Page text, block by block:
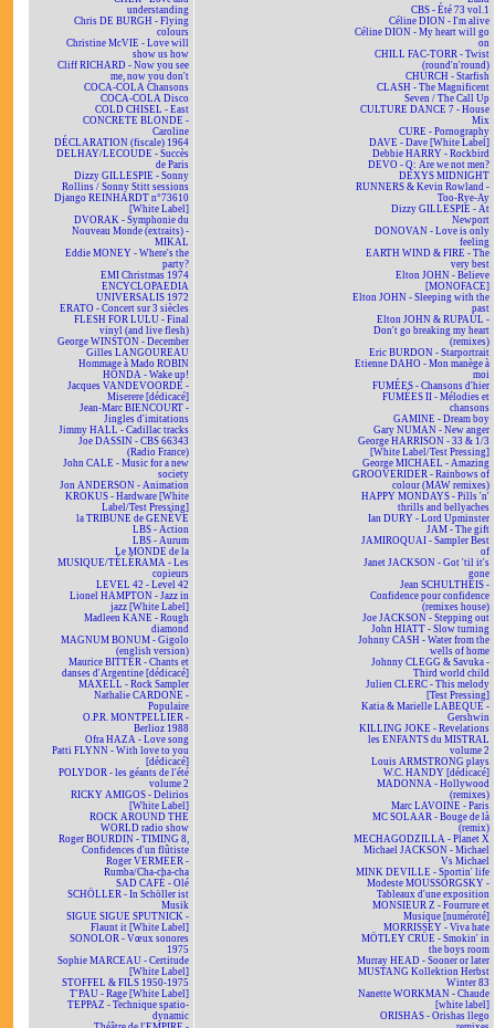
understanding
Chris DE BURGH - Flying
colours
Christine McVIE - Love will
show us how
Cliff RICHARD - Now you see
me, now you don't
COCA-COLA Chansons
COCA-COLA Disco
COLD CHISEL - East
CONCRETE BLONDE -
Caroline
DÉCLARATION (fiscale) 1964
DELHAY/LECOUDE - Succès
de Paris
Dizzy GILLESPIE - Sonny
Rollins / Sonny Stitt sessions
Django REINHARDT n°73610
[White Label]
DVORAK - Symphonie du
Nouveau Monde (extraits) -
MIKAL
Eddie MONEY - Where's the
party?
EMI Christmas 1974
ENCYCLOPAEDIA
UNIVERSALIS 1972
ERATO - Concert sur 3 siècles
FLESH FOR LULU - Final
vinyl (and live flesh)
George WINSTON - December
Gilles LANGOUREAU
Hommage à Mado ROBIN
HONDA - Wake up!
Jacques VANDEVOORDE -
Miserere [dédicacé]
Jean-Marc BIENCOURT -
Jingles d'imitations
Jimmy HALL - Cadillac tracks
Joe DASSIN - CBS 66343
(Radio France)
John CALE - Music for a new
society
Jon ANDERSON - Animation
KROKUS - Hardware [White
Label/Test Pressing]
la TRIBUNE de GENÈVE
LBS - Action
LBS - Aurum
Le MONDE de la
MUSIQUE/TÉLÉRAMA - Les
copieurs
LEVEL 42 - Level 42
Lionel HAMPTON - Jazz in
jazz [White Label]
Madleen KANE - Rough
diamond
MAGNUM BONUM - Gigolo
(english version)
Maurice BITTER - Chants et
danses d'Argentine [dédicacé]
MAXELL - Rock Sampler
Nathalie CARDONE -
Populaire
O.P.R. MONTPELLIER -
Berlioz 1988
Ofra HAZA - Love song
Patti FLYNN - With love to you
[dédicacé]
POLYDOR - les géants de l'été
volume 2
RICKY AMIGOS - Delirios
[White Label]
ROCK AROUND THE
WORLD radio show
Roger BOURDIN - TIMING 8,
Confidences d'un flûtiste
Roger VERMEER -
Rumba/Cha-cha-cha
SAD CAFÉ - Olé
SCHÖLLER - In Schöller ist
Musik
SIGUE SIGUE SPUTNICK -
Flaunt it [White Label]
SONOLOR - Vœux sonores
1975
Sophie MARCEAU - Certitude
[White Label]
STOFFEL & FILS 1950-1975
T'PAU - Rage [White Label]
TEPPAZ - Technique spatio-
dynamic
CBS - Été 73 vol.1
Céline DION - I'm alive
Céline DION - My heart will go
on
CHILL FAC-TORR - Twist
(round'n'round)
CHURCH - Starfish
CLASH - The Magnificent
Seven / The Call Up
CULTURE DANCE 7 - House
Mix
CURE - Pornography
DAVE - Dave [White Label]
Debbie HARRY - Rockbird
DEVO - Q: Are we not men?
DEXYS MIDNIGHT
RUNNERS & Kevin Rowland -
Too-Rye-Ay
Dizzy GILLESPIE - At
Newport
DONOVAN - Love is only
feeling
EARTH WIND & FIRE - The
very best
Elton JOHN - Believe
[MONOFACE]
Elton JOHN - Sleeping with the
past
Elton JOHN & RUPAUL -
Don't go breaking my heart
(remixes)
Eric BURDON - Starportrait
Etienne DAHO - Mon manège à
moi
FUMÉES - Chansons d'hier
FUMÉES II - Mélodies et
chansons
GAMINE - Dream boy
Gary NUMAN - New anger
George HARRISON - 33 & 1/3
[White Label/Test Pressing]
George MICHAEL - Amazing
GROOVERIDER - Rainbows of
colour (MAW remixes)
HAPPY MONDAYS - Pills 'n'
thrills and bellyaches
Ian DURY - Lord Upminster
JAM - The gift
JAMIROQUAI - Sampler Best
of
Janet JACKSON - Got 'til it's
gone
Jean SCHULTHEIS -
Confidence pour confidence
(remixes house)
Joe JACKSON - Stepping out
John HIATT - Slow turning
Johnny CASH - Water from the
wells of home
Johnny CLEGG & Savuka -
Third world child
Julien CLERC - This melody
[Test Pressing]
Katia & Marielle LABEQUE -
Gershwin
KILLING JOKE - Revelations
les ENFANTS du MISTRAL
volume 2
Louis ARMSTRONG plays
W.C. HANDY [dédicacé]
MADONNA - Hollywood
(remixes)
Marc LAVOINE - Paris
MC SOLAAR - Bouge de là
(remix)
MECHAGODZILLA - Planet X
Michael JACKSON - Michael
Vs Michael
MINK DEVILLE - Sportin' life
Modeste MOUSSORGSKY -
Tableaux d'une exposition
MONSIEUR Z - Fourrure et
Musique [numéroté]
MORRISSEY - Viva hate
MÖTLEY CRÜE - Smokin' in
the boys room
Murray HEAD - Sooner or later
MUSTANG Kollektion Herbst
Winter 83
Nanette WORKMAN - Chaude
[white label]
ORISHAS - Orishas llego